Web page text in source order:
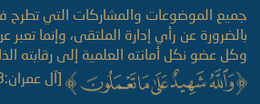
جميع الموضوعات والمشاركات التي تطرح
بالضرورة عن رأي إدارة الملتقى، وإنما تعبر
وكل عضو نكل أمانته العلمية إلى رقابته
[آل عمران:98].